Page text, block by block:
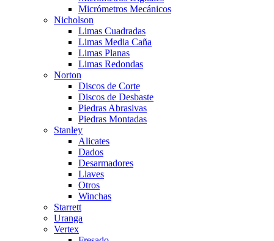
Micrómetros Mecánicos
Nicholson
Limas Cuadradas
Limas Media Caña
Limas Planas
Limas Redondas
Norton
Discos de Corte
Discos de Desbaste
Piedras Abrasivas
Piedras Montadas
Stanley
Alicates
Dados
Desarmadores
Llaves
Otros
Winchas
Starrett
Uranga
Vertex